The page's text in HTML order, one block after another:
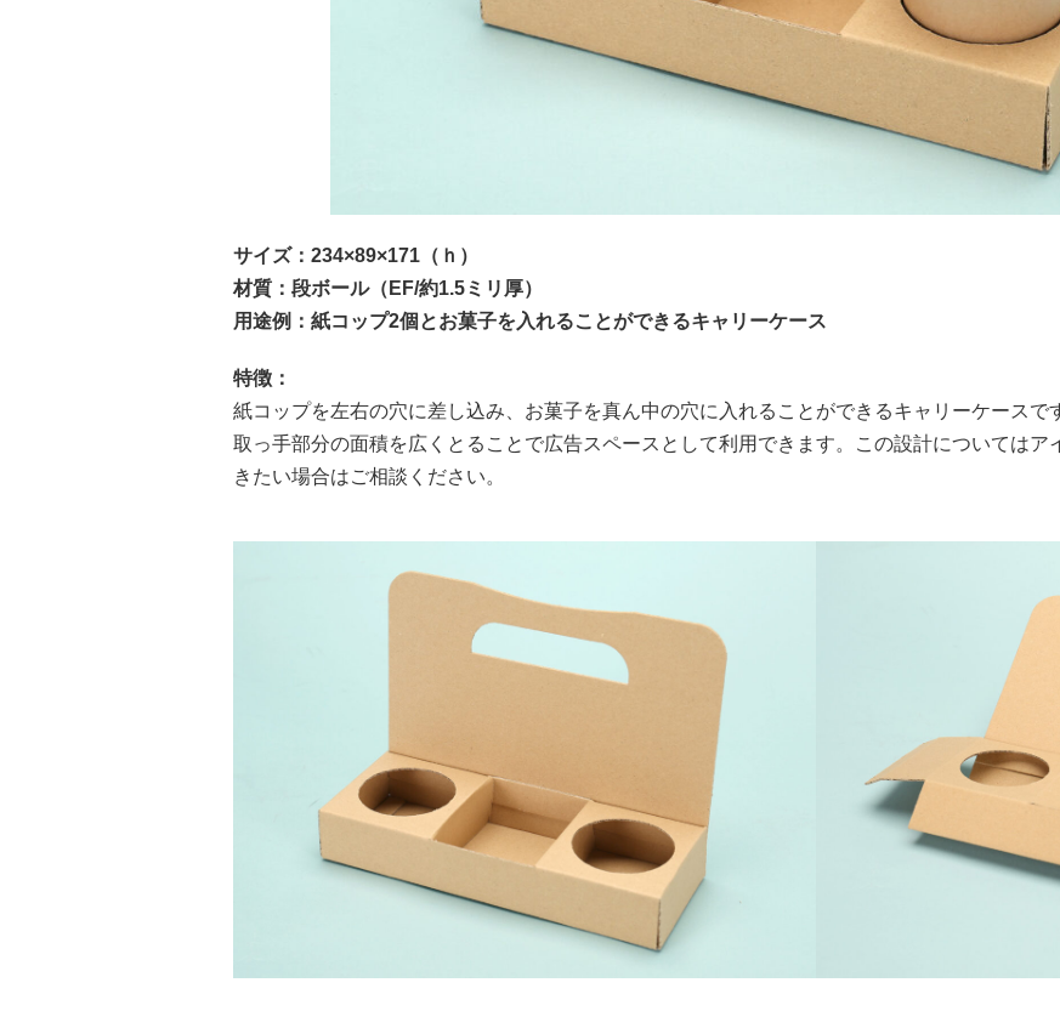
サイズ： 234×89×171 （ｈ）
材質：段ボール（ EF/約1.5ミリ厚）
用途例：紙コップ2個とお菓子を入れることができるキャリーケース
特徴：
紙コップを左右の穴に差し込み、お菓子を真ん中の穴に入れることができるキャリーケースで
取っ手部分の面積を広くとることで広告スペースとして利用できます。この設計については
きたい場合はご相談ください。